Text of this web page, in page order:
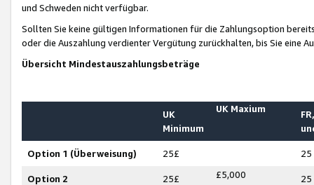
und Schweden nicht verfügbar.
Sollten Sie keine gültigen Informationen für die Zahlungsoption
oder die Auszahlung verdienter Vergütung zurückhalten, bis Sie
Übersicht Mindestauszahlungsbeträge
UK
Minimum
UK Maxium
Option 1 (Überweisung) 25£ 25
Option 2
25£ £5,000 25